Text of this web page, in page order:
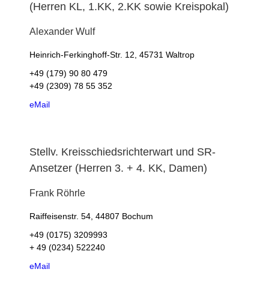
(Herren KL, 1.KK, 2.KK sowie Kreispokal)
AlexanderWulf
Heinrich-Ferkinghoff-Str. 12, 45731 Waltrop
+49 (179) 90 80 479
+49 (2309) 78 55 352
eMail
Stellv. Kreisschiedsrichterwart und SR-
Ansetzer (Herren 3. + 4. KK, Damen)
Frank Röhrle
Raiffeisenstr. 54, 44807 Bochum
+49 (0175) 3209993
+ 49 (0234) 522240
eMail